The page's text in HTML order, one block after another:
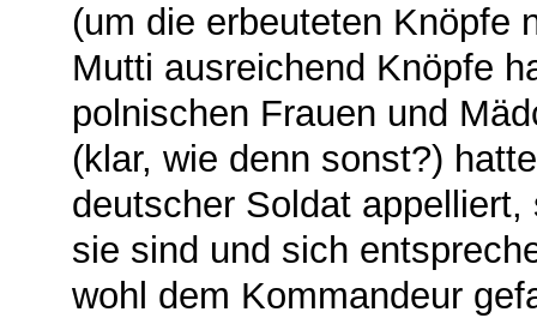
(um die erbeuteten Knöpfe
Mutti ausreichend Knöpfe
polnischen Frauen und
(klar, wie denn sonst?)
deutscher Soldat
sie sind und sich
wohl dem Kommandeur